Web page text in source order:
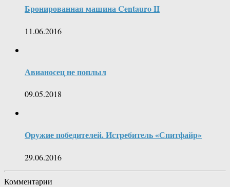
Бронированная машина Centauro II
11.06.2016
Авианосец не поплыл
09.05.2018
Оружие победителей. Истребитель «Спитфайр»
29.06.2016
Комментарии